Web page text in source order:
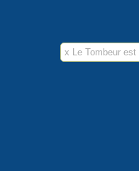
x Le Tombeur